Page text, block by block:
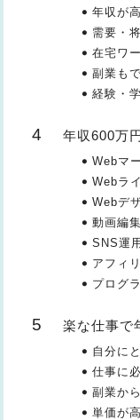
年収が
需要・
在宅ワ
副業も
経験・
年収600万
Webマ
Webラ
Webデ
動画編
SNS運
アフィ
プログ
楽な仕事で
自分に
仕事に
副業か
単価が